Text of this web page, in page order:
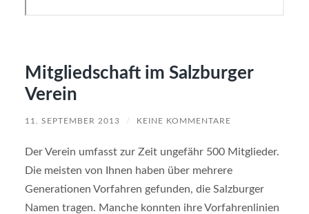
n
2
Mitgliedschaft im Salzburger
Verein
11. SEPTEMBER 2013 / KEINE KOMMENTARE
Der Verein umfasst zur Zeit ungefähr 500 Mitglieder.
Die meisten von Ihnen haben über mehrere
Generationen Vorfahren gefunden, die Salzburger
Namen tragen. Manche konnten ihre Vorfahrenlinien